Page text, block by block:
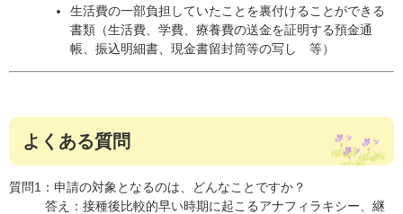
生活費の一部負担していたことを裏付けることができる
書類（生活費、学費、療養費の送金を証明する預金通
帳、振込明細書、現金書留封筒等の写し 等）
よくある質問
質問1：申請の対象となるのは、どんなことですか？
答え：接種後比較的早い時期に起こるアナフィラキシー、継